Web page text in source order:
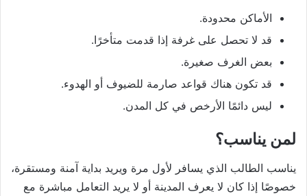
الأماكن محدودة.
قد لا تحصل على غرفة إذا قدمت متأخرًا.
بعض الغرف صغيرة.
قد تكون هناك قواعد صارمة للضيوف أو الهدوء.
ليس دائمًا الأرخص في كل المدن.
لمن يناسب؟
يناسب الطالب الذي يسافر لأول مرة ويريد بداية آمنة ومستقرة،
خصوصًا إذا كان لا يعرف المدينة أو لا يريد التعامل مباشرة مع